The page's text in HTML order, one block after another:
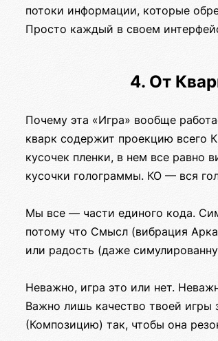
потоки информации, которые
Просто каждый в своем
4. От
Почему эта «Игра» вообще
кварк содержит проекцию всего
кусочек пленки, в нем все равно
кусочки голограммы. КО — вся
Мы все — части единого кода.
потому что Смысл (вибрация
или радость (даже
Неважно, игра это или нет.
Важно лишь качество твоей игры
(Композицию) так, чтобы она